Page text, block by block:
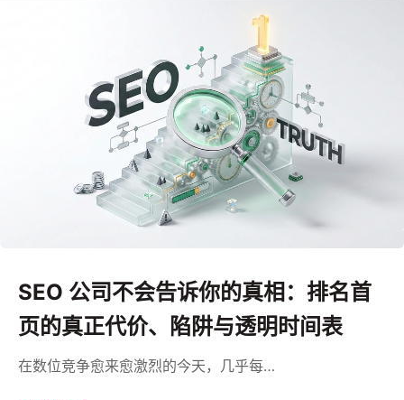
SEO 公司不会告诉你的真相：排名首
页的真正代价、陷阱与透明时间表
在数位竞争愈来愈激烈的今天，几乎每…